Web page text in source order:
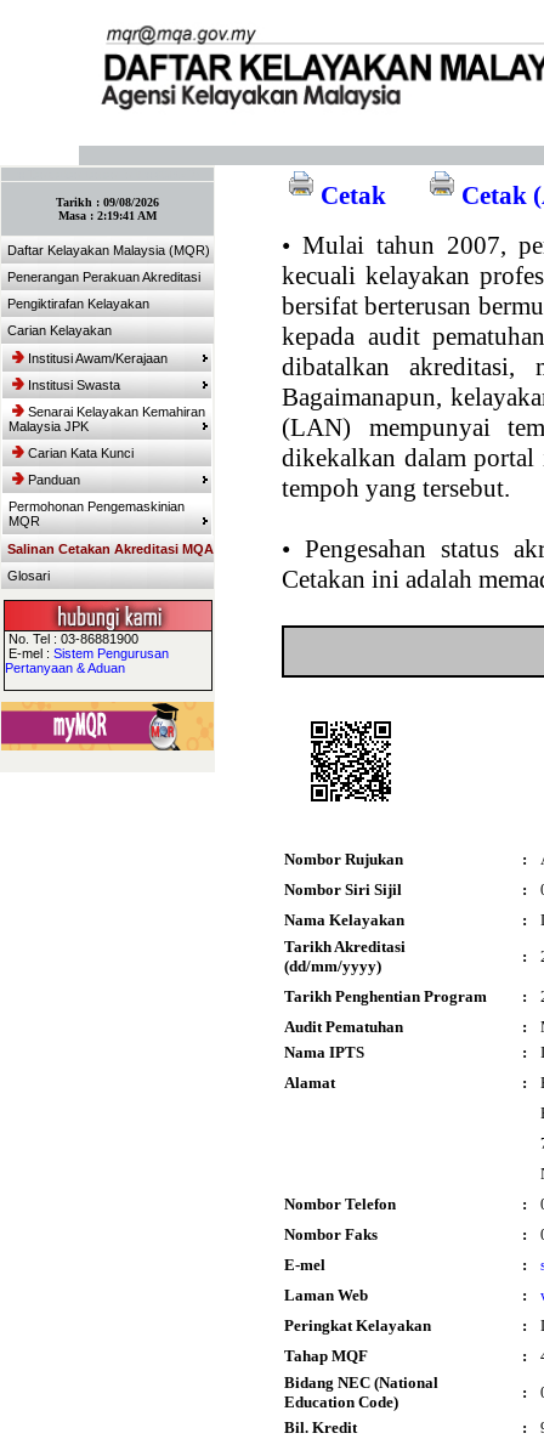
Tarikh : 09/08/2026
Masa : 2:19:41 AM
Daftar Kelayakan Malaysia (MQR)
Penerangan Perakuan Akreditasi
Pengiktirafan Kelayakan
Carian Kelayakan
Institusi Awam/Kerajaan
Institusi Swasta
Senarai Kelayakan Kemahiran
Malaysia JPK
Carian Kata Kunci
Panduan
Permohonan Pengemaskinian
MQR
Salinan Cetakan Akreditasi MQA
Glosari
No. Tel : 03-86881900
E-mel : Sistem Pengurusan
Pertanyaan & Aduan
Cetak
Cetak
• Mulai tahun 2007,
kecuali kelayakan
bersifat berterusan
kepada audit
dibatalkan akreditasi,
Bagaimanapun,
(LAN) mempunyai
dikekalkan dalam portal
tempoh yang tersebut.
• Pengesahan status
Cetakan ini adalah
Nombor Rujukan :
Nombor Siri Sijil
:
Nama Kelayakan
:
Tarikh Akreditasi
(dd/mm/yyyy)
:
Tarikh Penghentian Program :
Audit Pematuhan
:
Nama IPTS
:
Alamat
:
Nombor Telefon
:
Nombor Faks
:
E-mel
:
Laman Web
:
Peringkat Kelayakan
:
Tahap MQF
:
Bidang NEC (National
Education Code)
:
Bil. Kredit
: